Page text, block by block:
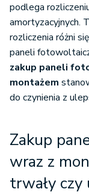
podlega
amortyzacyjnych.
rozliczenia różni
paneli
zakup paneli
montażem
do czynienia z
Zakup
wraz z
trwały